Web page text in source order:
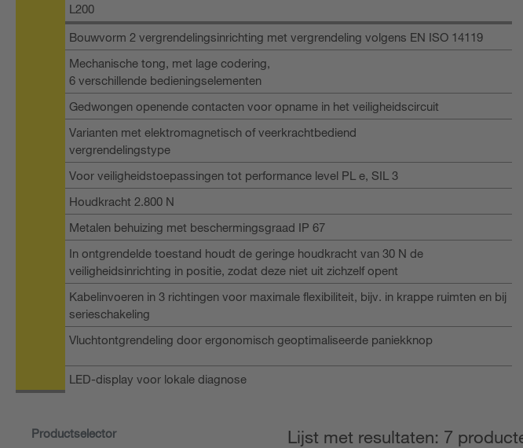
L200
Bouwvorm 2 vergrendelingsinrichting met vergrendeling volgens EN ISO 14119
Mechanische tong, met lage codering,
6 verschillende bedieningselementen
Gedwongen openende contacten voor opname in het veiligheidscircuit
Varianten met elektromagnetisch of veerkrachtbediend
vergrendelingstype
Voor veiligheidstoepassingen tot performance level PL e, SIL 3
Houdkracht 2.800 N
Metalen behuizing met beschermingsgraad IP 67
In ontgrendelde toestand houdt de geringe houdkracht van 30 N de
veiligheidsinrichting in positie, zodat deze niet uit zichzelf opent
Kabelinvoeren in 3 richtingen voor maximale flexibiliteit, bijv. in krappe ruimten en bij
serieschakeling
Vluchtontgrendeling door ergonomisch geoptimaliseerde paniekknop
LED-display voor lokale diagnose
Productselector Lijst met resultaten: 7